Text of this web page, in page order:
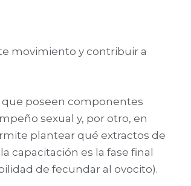
movimiento y contribuir a
que poseen componentes
sexual y, por otro, en
plantear qué extractos de
capacitación es la fase final
de fecundar al ovocito).